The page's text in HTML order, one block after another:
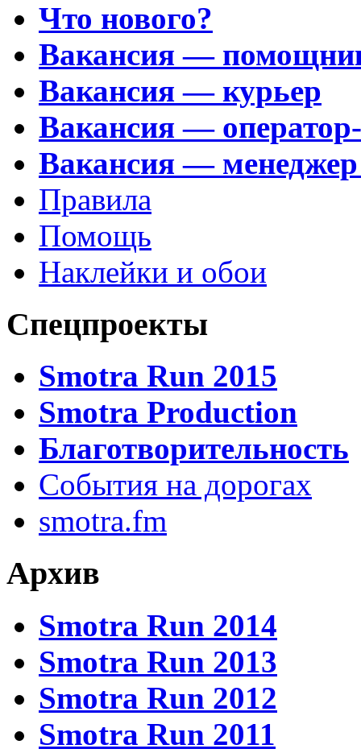
Что нового?
Вакансия —
Вакансия — курьер
Вакансия —
Вакансия —
Правила
Помощь
Наклейки и обои
Спецпроекты
Smotra Run 2015
Smotra Production
Благотворительность
События на дорогах
smotra.fm
Архив
Smotra Run 2014
Smotra Run 2013
Smotra Run 2012
Smotra Run 2011